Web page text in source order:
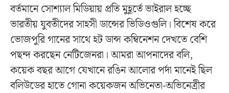
বর্তমানে সোশ্যাল মিডিয়ায় প্রতি মুহূর্তে ভাইরাল হচ্ছে
ভারতীয় যুবতীদের সাহসী ডান্সের ভিডিওগুলি। বিশেষ করে
ভোজপুরি গানের সাথে হট ডান্স কম্বিনেশন দেখতে বেশি
পছন্দ করছেন নেটিজেনরা। আমরা আপনাদের বলি,
কয়েক বছর আগে যেখানে রঙিন আলোর পর্দা মানেই ছিল
বলিউডের হাতে গোনা কয়েকজন অভিনেতা-অভিনেত্রীর